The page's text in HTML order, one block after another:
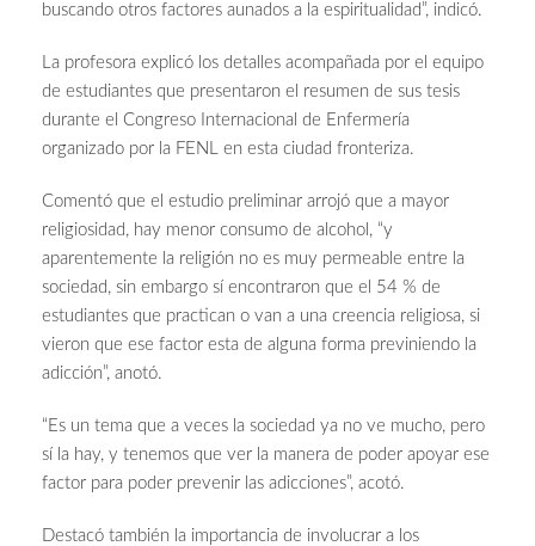
buscando otros factores aunados a la espiritualidad”, indicó.
La profesora explicó los detalles acompañada por el equipo
de estudiantes que presentaron el resumen de sus tesis
durante el Congreso Internacional de Enfermería
organizado por la FENL en esta ciudad fronteriza.
Comentó que el estudio preliminar arrojó que a mayor
religiosidad, hay menor consumo de alcohol, “y
aparentemente la religión no es muy permeable entre la
sociedad, sin embargo sí encontraron que el 54 % de
estudiantes que practican o van a una creencia religiosa, si
vieron que ese factor esta de alguna forma previniendo la
adicción”, anotó.
“Es un tema que a veces la sociedad ya no ve mucho, pero
sí la hay, y tenemos que ver la manera de poder apoyar ese
factor para poder prevenir las adicciones”, acotó.
Destacó también la importancia de involucrar a los